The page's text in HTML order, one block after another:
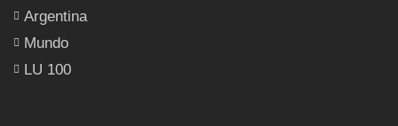
Argentina
Mundo
LU 100